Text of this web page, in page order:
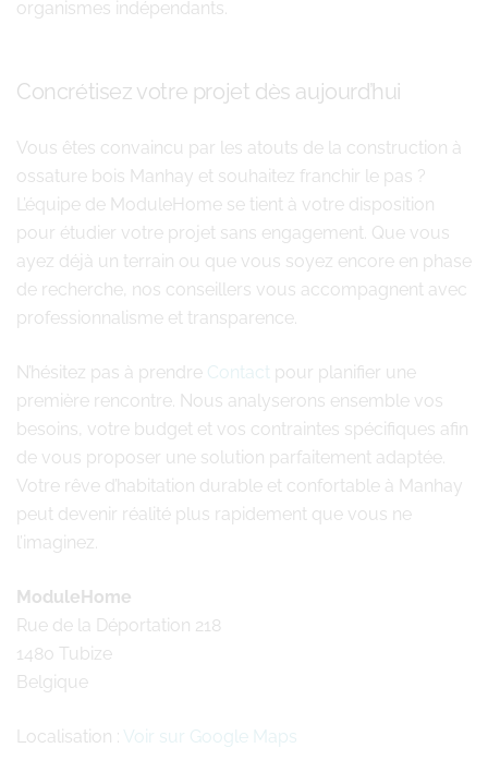
organismes indépendants.
Concrétisez votre projet dès aujourd’hui
Vous êtes convaincu par les atouts de la construction à
ossature bois Manhay et souhaitez franchir le pas ?
L’équipe de ModuleHome se tient à votre disposition
pour étudier votre projet sans engagement. Que vous
ayez déjà un terrain ou que vous soyez encore en phase
de recherche, nos conseillers vous accompagnent avec
professionnalisme et transparence.
N’hésitez pas à prendre Contact pour planifier une
première rencontre. Nous analyserons ensemble vos
besoins, votre budget et vos contraintes spécifiques afin
de vous proposer une solution parfaitement adaptée.
Votre rêve d’habitation durable et confortable à Manhay
peut devenir réalité plus rapidement que vous ne
l’imaginez.
ModuleHome
Rue de la Déportation 218
1480 Tubize
Belgique
Localisation : Voir sur Google Maps